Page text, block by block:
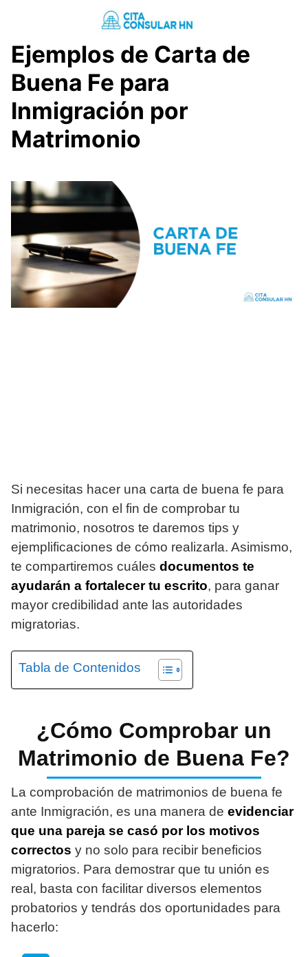
Ejemplos de Carta de
Buena Fe para
Inmigración por
Matrimonio
Si necesitas hacer una carta de buena fe para
Inmigración, con el fin de comprobar tu
matrimonio, nosotros te daremos tips y
ejemplificaciones de cómo realizarla. Asimismo,
te compartiremos cuáles documentos te
ayudarán a fortalecer tu escrito, para ganar
mayor credibilidad ante las autoridades
migratorias.
Tabla de Contenidos
¿Cómo Comprobar un
Matrimonio de Buena Fe?
La comprobación de matrimonios de buena fe
ante Inmigración, es una manera de evidenciar
que una pareja se casó por los motivos
correctos y no solo para recibir beneficios
migratorios. Para demostrar que tu unión es
real, basta con facilitar diversos elementos
probatorios y tendrás dos oportunidades para
hacerlo: